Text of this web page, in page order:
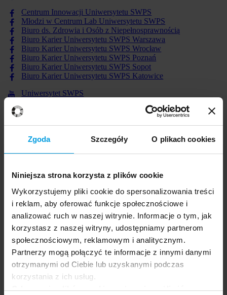
Zgoda Szczegóły O plikach cookies
Niniejsza strona korzysta z plików cookie
Wykorzystujemy pliki cookie do spersonalizowania treści
i reklam, aby oferować funkcje społecznościowe i
analizować ruch w naszej witrynie. Informacje o tym, jak
korzystasz z naszej witryny, udostępniamy partnerom
społecznościowym, reklamowym i analitycznym.
Partnerzy mogą połączyć te informacje z innymi danymi
otrzymanymi od Ciebie lub uzyskanymi podczas
korzystania z ich usług.
Odrzucenie plików cookie może uniemożliwić
Centrum Innowacji Uniwersytetu SWPS
Młodzi w Centrum Lab Uniwersytetu SWPS
Biuro ds. Zdrowia i Osób z Niepełnosprawnością
Biuro Karier Uniwersytetu SWPS Warszawa
Biuro Karier Uniwersytetu SWPS Wrocław
Biuro Karier Uniwersytetu SWPS Poznań
Biuro Karier Uniwersytetu SWPS Sopot
Biuro Karier Uniwersytetu SWPS Katowice
Uniwersytet SWPS
Strefa Designu Uniwersytetu SWPS
School of Form
Profil uczelniany na LinkedIn
Profil uczelni na Soundcloud
Profil uczelni na Deezer
Profil uczelni na Tidal
Profil uczelni na Google Play Music
Profil uczelni na Yandex Music
Profil uczelni na Flickr
Profil uczelni na Instagram